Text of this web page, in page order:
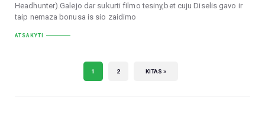
Headhunter).Galejo dar sukurti filmo tesiny,bet cuju Diselis gavo ir
taip nemaza bonusa is sio zaidimo
ATSAKYTI
1 2 KITAS »